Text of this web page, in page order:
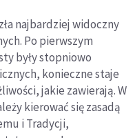
najbardziej widoczny
Po pierwszym
były stopniowo
konieczne staje
jakie zawierają. W
kierować się zasadą
i Tradycji,